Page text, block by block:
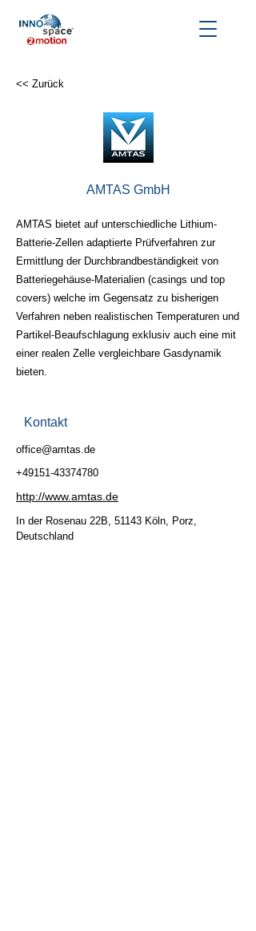
<< Zurück
AMTAS GmbH
AMTAS bietet auf unterschiedliche Lithium-
Batterie-Zellen adaptierte Prüfverfahren zur
Ermittlung der Durchbrandbeständigkeit von
Batteriegehäuse-Materialien (casings und top
covers) welche im Gegensatz zu bisherigen
Verfahren neben realistischen Temperaturen und
Partikel-Beaufschlagung exklusiv auch eine mit
einer realen Zelle vergleichbare Gasdynamik
bieten.
Kontakt
office@amtas.de
+49151-43374780
http://www.amtas.de
In der Rosenau 22B, 51143 Köln, Porz,
Deutschland